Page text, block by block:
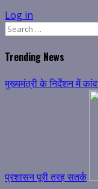
Log in
Search
Trending News
मुख्यमंत्री के निर्देशन में
प्रशासन पूरी तरह सतर्क